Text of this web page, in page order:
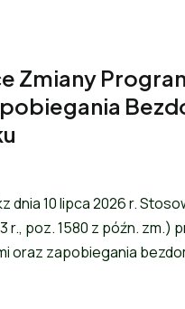
Zmiany
dnia 10 lipca 2026 r.
r., poz. 1580 z późn.
oraz zapobiegania